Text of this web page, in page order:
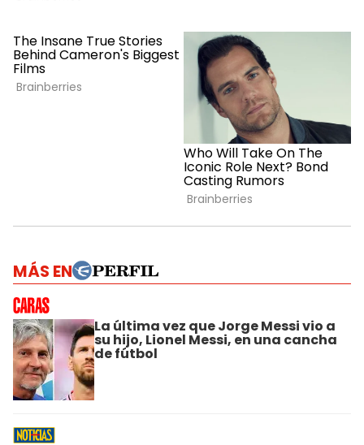
MÁS EN
La última vez que Jorge Messi vio a
su hijo, Lionel Messi, en una cancha
de fútbol